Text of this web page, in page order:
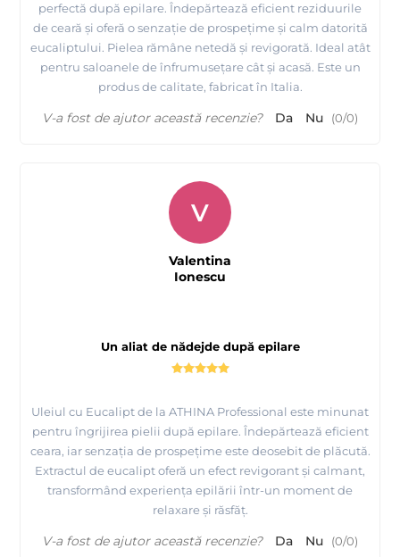
perfectă după epilare. Îndepărtează eficient reziduurile
de ceară și oferă o senzație de prospețime și calm datorită
eucaliptului. Pielea rămâne netedă și revigorată. Ideal atât
pentru saloanele de înfrumusețare cât și acasă. Este un
produs de calitate, fabricat în Italia.
V-a fost de ajutor această recenzie? Da Nu (0/0)
Un aliat de nădejde după epilare
Uleiul cu Eucalipt de la ATHINA Professional este minunat
pentru îngrijirea pielii după epilare. Îndepărtează eficient
ceara, iar senzația de prospețime este deosebit de plăcută.
Extractul de eucalipt oferă un efect revigorant și calmant,
transformând experiența epilării într-un moment de
relaxare și răsfăț.
V
Valentina
Ionescu
V-a fost de ajutor această recenzie? Da Nu (0/0)